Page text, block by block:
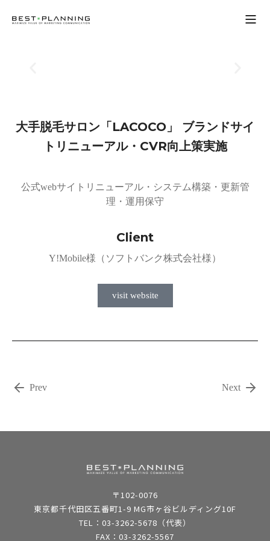
大手脱毛サロン「LACOCO」
ブランドサイ
トリニューアル・CVR向上策実施
公式webサイトリニューアル・システム構築・更新管
理・運用保守
Client
Y!Mobile様（ソフトバンク株式会社様）
visit website
Prev Next
〒102-0076
東京都千代田区五番町1-9 MG市ヶ谷ビルディング10F
TEL：03-3262-5678（代表）
FAX：03-3262-5567